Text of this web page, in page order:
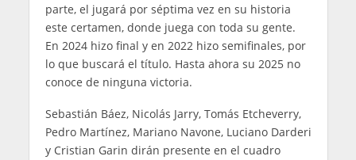
parte, el jugará por séptima vez en su historia
este certamen, donde juega con toda su gente.
En 2024 hizo final y en 2022 hizo semifinales, por
lo que buscará el título. Hasta ahora su 2025 no
conoce de ninguna victoria.
Sebastián Báez, Nicolás Jarry, Tomás Etcheverry,
Pedro Martínez, Mariano Navone, Luciano Darderi
y Cristian Garin dirán presente en el cuadro